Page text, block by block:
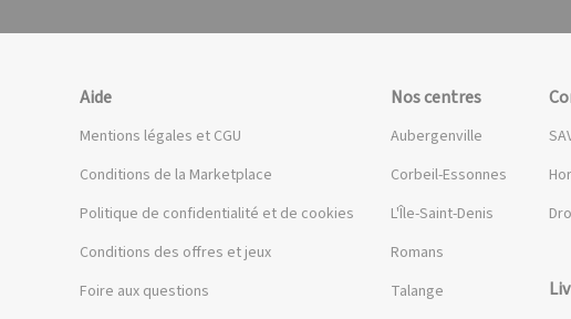
Aide
Mentions légales et CGU
Conditions de la Marketplace
Politique de confidentialité et de cookies
Conditions des offres et jeux
Foire aux questions
Nos centres
Aubergenville
Corbeil-Essonnes
L'Île-Saint-Denis
Romans
Talange